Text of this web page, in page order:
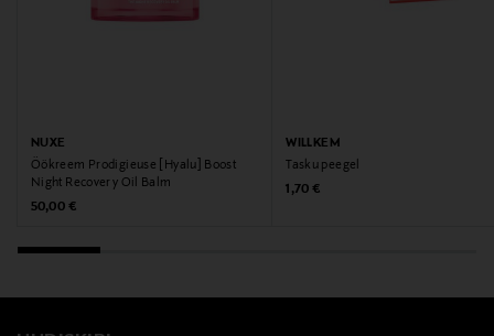
NUXE
Öökreem Prodigieuse [Hyalu] Boost
Night Recovery Oil Balm
Original Price
50,00 €
WILLKEM
Tasku peegel
Original Price
1,70 €